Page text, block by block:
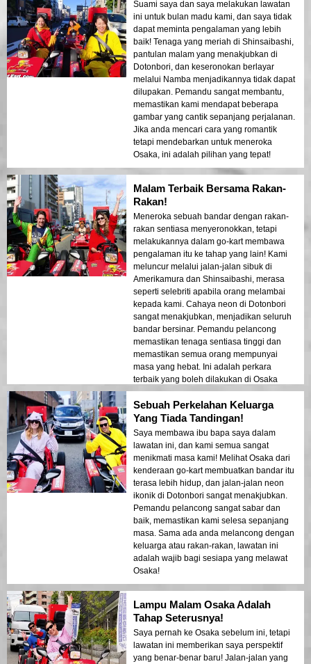
Suami saya dan saya melakukan lawatan
ini untuk bulan madu kami, dan saya tidak
dapat meminta pengalaman yang lebih
baik! Tenaga yang meriah di Shinsaibashi,
pantulan malam yang menakjubkan di
Dotonbori, dan keseronokan berlayar
melalui Namba menjadikannya tidak dapat
dilupakan. Pemandu sangat membantu,
memastikan kami mendapat beberapa
gambar yang cantik sepanjang perjalanan.
Jika anda mencari cara yang romantik
tetapi mendebarkan untuk meneroka
Osaka, ini adalah pilihan yang tepat!
Malam Terbaik Bersama Rakan-
Rakan!
Meneroka sebuah bandar dengan rakan-
rakan sentiasa menyeronokkan, tetapi
melakukannya dalam go-kart membawa
pengalaman itu ke tahap yang lain! Kami
meluncur melalui jalan-jalan sibuk di
Amerikamura dan Shinsaibashi, merasa
seperti selebriti apabila orang melambai
kepada kami. Cahaya neon di Dotonbori
sangat menakjubkan, menjadikan seluruh
bandar bersinar. Pemandu pelancong
memastikan tenaga sentiasa tinggi dan
memastikan semua orang mempunyai
masa yang hebat. Ini adalah perkara
terbaik yang boleh dilakukan di Osaka
dengan sekumpulan orang!
Sebuah Perkelahan Keluarga
Yang Tiada Tandingan!
Saya membawa ibu bapa saya dalam
lawatan ini, dan kami semua sangat
menikmati masa kami! Melihat Osaka dari
kenderaan go-kart membuatkan bandar itu
terasa lebih hidup, dan jalan-jalan neon
ikonik di Dotonbori sangat menakjubkan.
Pemandu pelancong sangat sabar dan
baik, memastikan kami selesa sepanjang
masa. Sama ada anda melancong dengan
keluarga atau rakan-rakan, lawatan ini
adalah wajib bagi sesiapa yang melawat
Osaka!
Lampu Malam Osaka Adalah
Tahap Seterusnya!
Saya pernah ke Osaka sebelum ini, tetapi
lawatan ini memberikan saya perspektif
yang benar-benar baru! Jalan-jalan yang